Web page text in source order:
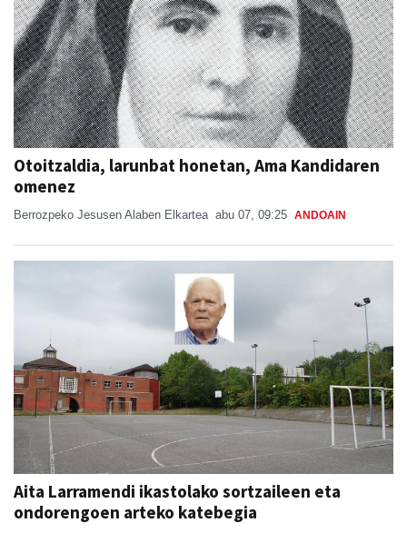
Otoitzaldia, larunbat honetan, Ama Kandidaren
omenez
Berrozpeko Jesusen Alaben Elkartea abu 07, 09:25 ANDOAIN
Aita Larramendi ikastolako sortzaileen eta
ondorengoen arteko katebegia